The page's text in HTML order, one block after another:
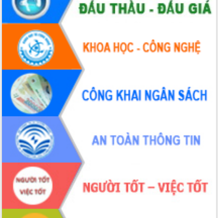
UBND tỉnh họp báo định kỳ tháng 4
năm 2026
Hội thảo khoa học “Giải pháp thúc đẩy
phát triển nền kinh tế xanh tại tỉnh
Đắk Lắk”
Tăng cường giám sát, đôn đốc thực
hiện nhiệm vụ quản lý tài sản công
hàng tuần
Tháo gỡ những vướng mắc, đẩy mạnh
công tác cải cách thủ tục hành chính
tại Trung tâm Phục vụ hành chính
công tỉnh
Đắk Lắk: Tôn vinh 46 giải pháp tại Hội
thi Sáng tạo Kỹ thuật 2024 - 2025
Đắk Lắk rà soát, điều chỉnh Đề án 190
về phát triển nuôi trồng thủy sản
Phó Chủ tịch UBND tỉnh Đắk Lắk
Trương Công Thái kiểm tra thực địa
Dự án cao tốc Khánh Hòa - Buôn Ma
Thuột